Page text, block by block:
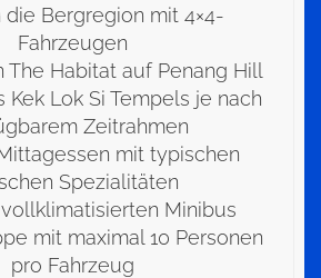
die Bergregion mit 4×4-
Fahrzeugen
The Habitat auf Penang Hill
Kek Lok Si Tempels je nach
Zeitrahmen
mit typischen
Spezialitäten
Minibus
mit maximal 10 Personen
pro Fahrzeug